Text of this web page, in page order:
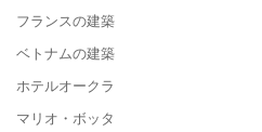
フランスの建築
ベトナムの建築
ホテルオークラ
マリオ・ボッタ